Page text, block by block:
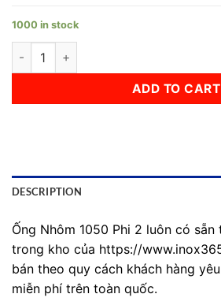
1000 in stock
Ống Nhôm 1050 Phi 2 quantity
ADD TO CART
DESCRIPTION
Ống Nhôm 1050 Phi 2 luôn có
trong kho của https://
bán theo quy cách khách hàng
miễn phí trên toàn quốc.